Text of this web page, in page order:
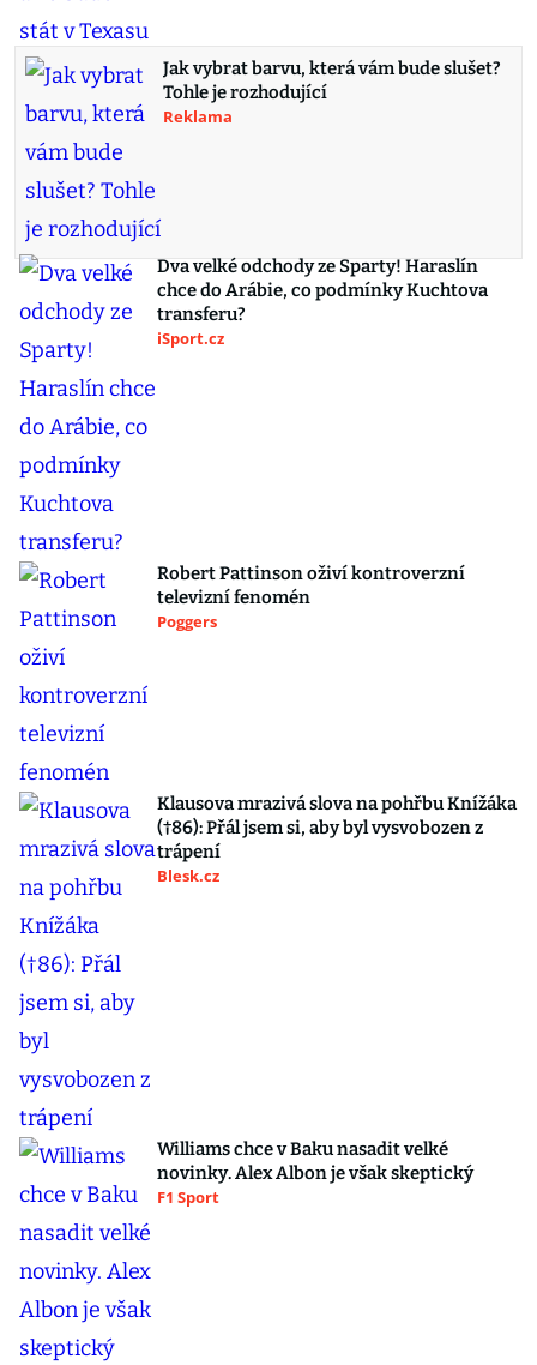
Jak vybrat barvu, která vám bude slušet?
Tohle je rozhodující
Reklama
Dva velké odchody ze Sparty! Haraslín
chce do Arábie, co podmínky Kuchtova
transferu?
iSport.cz
Robert Pattinson oživí kontroverzní
televizní fenomén
Poggers
Klausova mrazivá slova na pohřbu Knížáka
(†86): Přál jsem si, aby byl vysvobozen z
trápení
Blesk.cz
Williams chce v Baku nasadit velké
novinky. Alex Albon je však skeptický
F1 Sport